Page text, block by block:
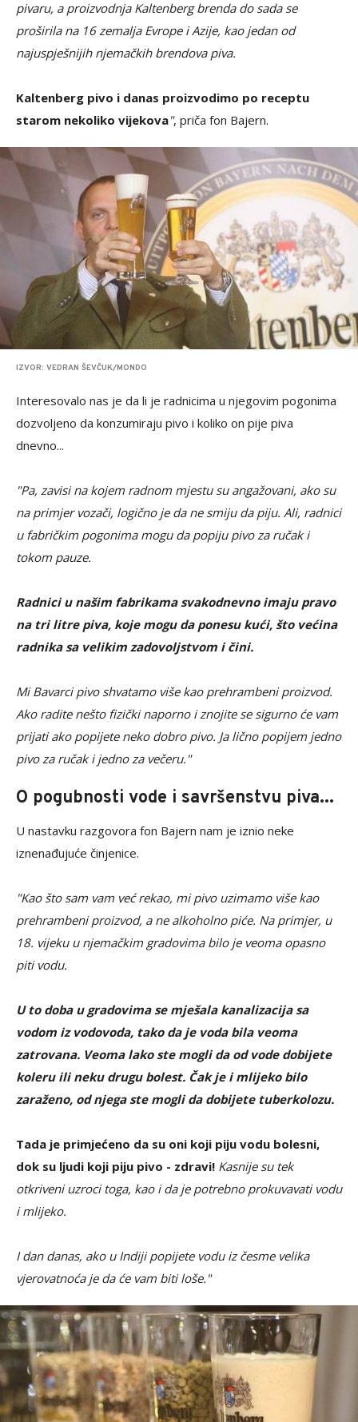
pivaru, a proizvodnja Kaltenberg brenda do sada se
proširila na 16 zemalja Evrope i Azije, kao jedan od
najuspješnijih njemačkih brendova piva.
Kaltenberg pivo i danas proizvodimo po receptu
starom nekoliko vijekova", priča fon Bajern.
IZVOR: VEDRAN ŠEVČUK/MONDO
Interesovalo nas je da li je radnicima u njegovim pogonima
dozvoljeno da konzumiraju pivo i koliko on pije piva
dnevno...
"Pa, zavisi na kojem radnom mjestu su angažovani, ako su
na primjer vozači, logično je da ne smiju da piju. Ali, radnici
u fabričkim pogonima mogu da popiju pivo za ručak i
tokom pauze.
Radnici u našim fabrikama svakodnevno imaju pravo
na tri litre piva, koje mogu da ponesu kući, što većina
radnika sa velikim zadovoljstvom i čini.
Mi Bavarci pivo shvatamo više kao prehrambeni proizvod.
Ako radite nešto fizički naporno i znojite se sigurno će vam
prijati ako popijete neko dobro pivo. Ja lično popijem jedno
pivo za ručak i jedno za večeru."
O pogubnosti vode i savršenstvu piva...
U nastavku razgovora fon Bajern nam je iznio neke
iznenađujuće činjenice.
"Kao što sam vam već rekao, mi pivo uzimamo više kao
prehrambeni proizvod, a ne alkoholno piće. Na primjer, u
18. vijeku u njemačkim gradovima bilo je veoma opasno
piti vodu.
U to doba u gradovima se mješala kanalizacija sa
vodom iz vodovoda, tako da je voda bila veoma
zatrovana. Veoma lako ste mogli da od vode dobijete
koleru ili neku drugu bolest. Čak je i mlijeko bilo
zaraženo, od njega ste mogli da dobijete tuberkolozu.
Tada je primjećeno da su oni koji piju vodu bolesni,
dok su ljudi koji piju pivo - zdravi! Kasnije su tek
otkriveni uzroci toga, kao i da je potrebno prokuvavati vodu
i mlijeko.
I dan danas, ako u Indiji popijete vodu iz česme velika
vjerovatnoća je da će vam biti loše."